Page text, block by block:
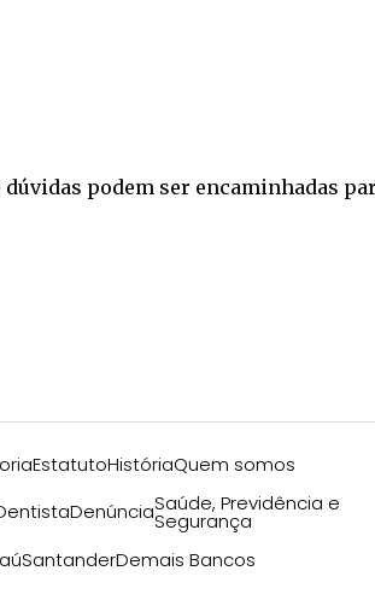
podem ser encaminhadas
EstatutoHistóriaQuem somos
DenúnciaSaúde, Previdência e
Segurança
SantanderDemais Bancos